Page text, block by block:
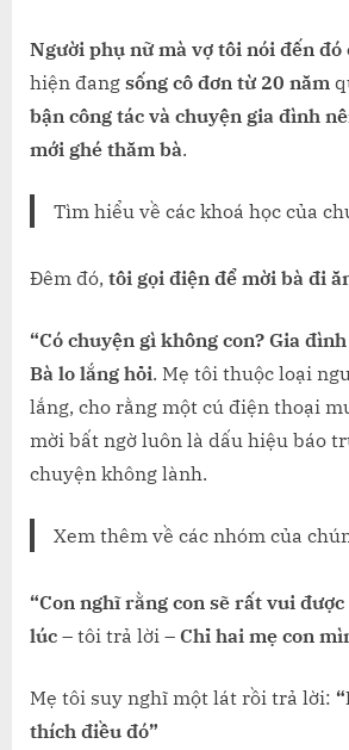
Người phụ nữ mà vợ tôi nói đến đó
hiện đang sống cô đơn từ 20 năm
bận công tác và chuyện gia đình
mới ghé thăm bà.
Tìm hiểu về các khoá học của
Đêm đó, tôi gọi điện để mời bà đi
“Có chuyện gì không con? Gia
Bà lo lắng hỏi. Mẹ tôi thuộc loại
lắng, cho rằng một cú điện thoại
mời bất ngờ luôn là dấu hiệu báo
chuyện không lành.
Xem thêm về các nhóm của
“Con nghĩ rằng con sẽ rất vui
lúc – tôi trả lời – Chỉ hai mẹ con
Mẹ tôi suy nghĩ một lát rồi trả lời:
thích điều đó”